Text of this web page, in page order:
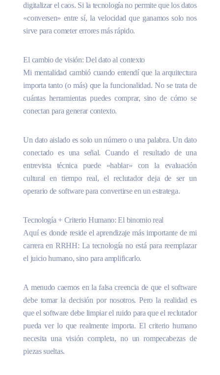
digitalizar el caos. Si la tecnología no permite que los datos
«conversen» entre sí, la velocidad que ganamos solo nos
sirve para cometer errores más rápido.
El cambio de visión: Del dato al contexto
Mi mentalidad cambió cuando entendí que la arquitectura
importa tanto (o más) que la funcionalidad. No se trata de
cuántas herramientas puedes comprar, sino de cómo se
conectan para generar contexto.
Un dato aislado es solo un número o una palabra. Un dato
conectado es una señal. Cuando el resultado de una
entrevista técnica puede «hablar» con la evaluación
cultural en tiempo real, el reclutador deja de ser un
operario de software para convertirse en un estratega.
Tecnología + Criterio Humano: El binomio real
Aquí es donde reside el aprendizaje más importante de mi
carrera en RRHH: La tecnología no está para reemplazar
el juicio humano, sino para amplificarlo.
A menudo caemos en la falsa creencia de que el software
debe tomar la decisión por nosotros. Pero la realidad es
que el software debe limpiar el ruido para que el reclutador
pueda ver lo que realmente importa. El criterio humano
necesita una visión completa, no un rompecabezas de
piezas sueltas.